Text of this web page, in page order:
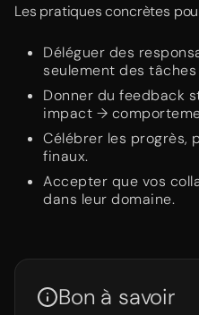
Les pratiques concrètes
Déléguer des
seulement des
Donner du feedback
impact →
Célébrer les progrès,
finaux.
Accepter que vos
dans leur domaine.
Bon à savoir